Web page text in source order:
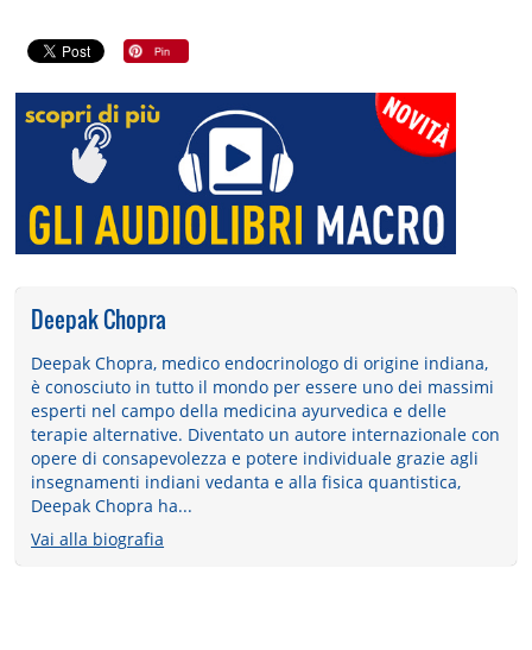
Deepak Chopra
Deepak Chopra, medico endocrinologo di origine indiana,
è conosciuto in tutto il mondo per essere uno dei massimi
esperti nel campo della medicina ayurvedica e delle
terapie alternative. Diventato un autore internazionale con
opere di consapevolezza e potere individuale grazie agli
insegnamenti indiani vedanta e alla fisica quantistica,
Deepak Chopra ha...
Vai alla biografia